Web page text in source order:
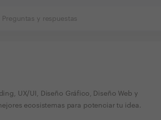
Preguntas y respuestas
UX/UI, Diseño Gráfico, Diseño Web y
ecosistemas para potenciar tu idea.